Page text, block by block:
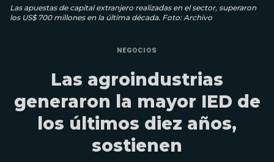
Las apuestas de capital extranjero realizadas en el sector, superaron
los US$ 700 millones en la última década. Foto: Archivo
NEGOCIOS
Las agroindustrias
generaron la mayor IED de
los últimos diez años,
sostienen